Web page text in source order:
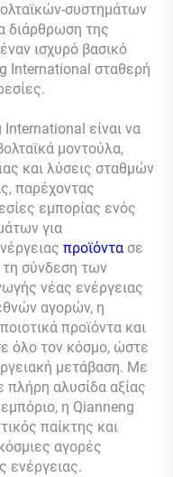
συστημάτων
διάρθρωση της
ισχυρό βασικό
International σταθερή
είναι να
μοντούλα,
και λύσεις σταθμών
παρέχοντας
εμπορίας ενός
για
προϊόντα σε
σύνδεση των
νέας ενέργειας
αγορών, η
προϊόντα και
όλο τον κόσμο, ώστε
μετάβαση. Με
αλυσίδα αξίας
η Qianneng
παίκτης και
αγορές
ενέργειας.